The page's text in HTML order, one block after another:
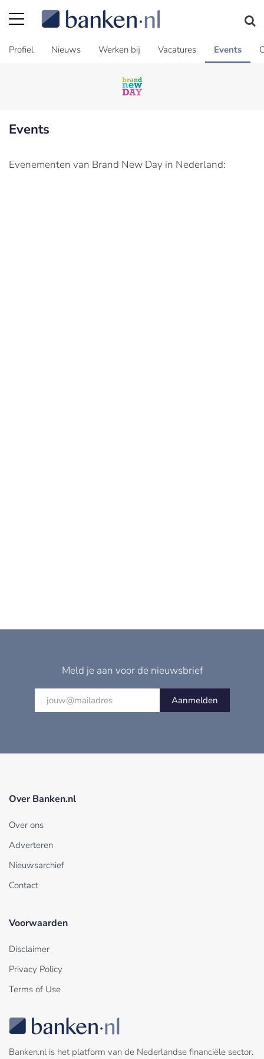
Profiel Nieuws Werken bij Vacatures Events
Events
Evenementen van Brand New Day in Nederland:
Meld je aan voor de nieuwsbrief
Aanmelden
Over Banken.nl
Over ons
Adverteren
Nieuwsarchief
Contact
Voorwaarden
Disclaimer
Privacy Policy
Terms of Use
Banken.nl is het platform van de Nederlandse financiële sector.